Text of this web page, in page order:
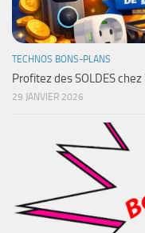
TECHNOS BONS-PLANS
Profitez des SOLDES
29 JANVIER 2026